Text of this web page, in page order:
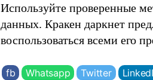
Используйте проверенные
данных. Кракен даркнет
воспользоваться всеми его
fb Whatsapp Twitter